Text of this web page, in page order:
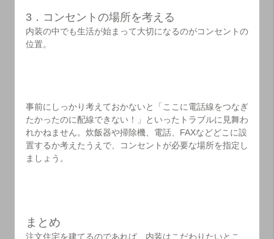
3．コンセントの場所を考える
内装の中でも生活が始まって大切になるのがコンセントの
位置。
事前にしっかり考えておかないと「ここに電話線をつなぎ
たかったのに配線できない！」といったトラブルに見舞わ
れかねません。炊飯器や掃除機、電話、FAXなどどこに設
置するか考えたうえで、コンセントが必要な場所を指定し
ましょう。
まとめ
注文住宅を建てるのであれば、内装はこだわりたいとこ